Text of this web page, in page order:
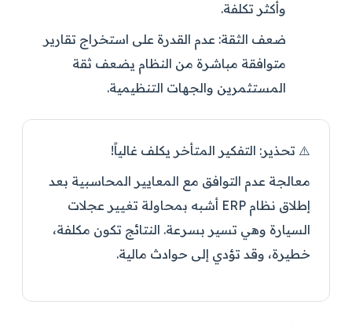
وأكثر تكلفة.
ضعف الثقة: عدم القدرة على استخراج تقارير
متوافقة مباشرة من النظام يضعف ثقة
المستثمرين والجهات التنظيمية.
⚠️ تحذير: التفكير المتأخر يكلف غالياً!
معالجة عدم التوافق مع المعايير المحاسبية بعد
إطلاق نظام ERP أشبه بمحاولة تغيير عجلات
السيارة وهي تسير بسرعة. النتائج تكون مكلفة،
خطيرة، وقد تؤدي إلى حوادث مالية.